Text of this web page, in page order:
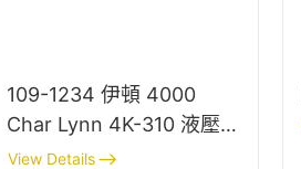
109-1234 伊頓 4000
Char Lynn 4K-310 液壓馬
達
View Details